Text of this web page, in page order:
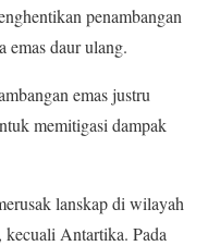
penambangan
emas daur ulang.
emas justru
memitigasi dampak
lanskap di wilayah
kecuali Antartika. Pada